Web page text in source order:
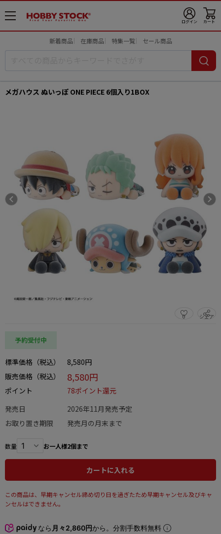
メ
ニ
ログイン カート
新着商品 在庫商品 特集一覧 セール商品
メガハウス ぬいっぽ ONE PIECE 6個入り1BOX
0 シェア
この商品をシェアする
予約受付中
標準価格（税込）
8,580円
販売価格（税込）
8,580円
ポイント
78ポイント還元
発売日
2026年11月発売予定
お取り置き期限
発売月の月末まで
数量 お一人様2個まで
カートに入れる
この商品は、早期キャンセル締め切り日を過ぎたため早期キャンセル及びキャ
ンセルはできません。
なら 月々2,860円から。分割手数料無料